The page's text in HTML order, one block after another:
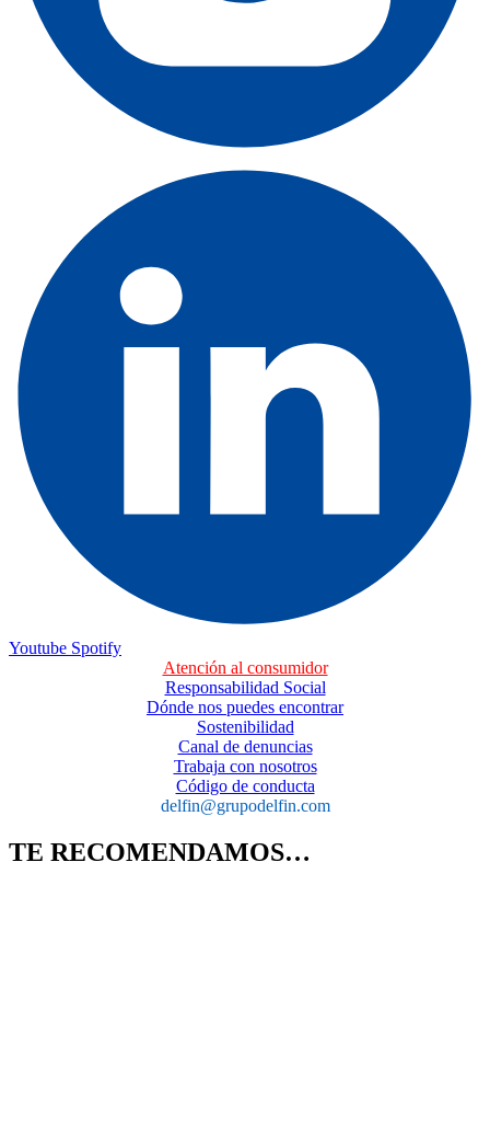
Youtube Spotify
Atención al consumidor
Responsabilidad Social
Dónde nos puedes encontrar
Sostenibilidad
Canal de denuncias
Trabaja con nosotros
Código de conducta
delfin@grupodelfin.com
TE RECOMENDAMOS…